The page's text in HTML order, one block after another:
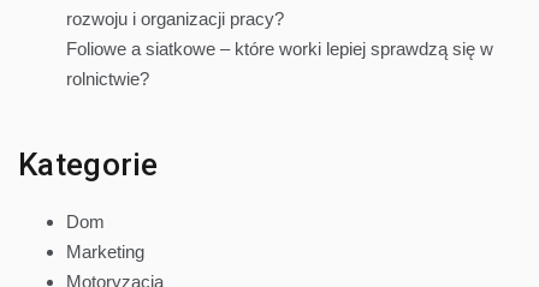
rozwoju i organizacji pracy?
Foliowe a siatkowe – które worki lepiej sprawdzą się w
rolnictwie?
Kategorie
Dom
Marketing
Motoryzacja